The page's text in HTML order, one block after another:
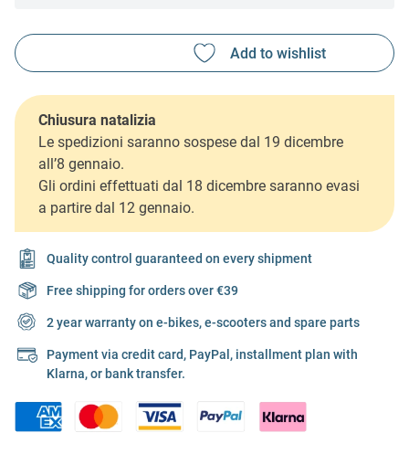
Chiusura natalizia
Le spedizioni saranno sospese dal 19 dicembre
all’8 gennaio.
Gli ordini effettuati dal 18 dicembre saranno evasi
a partire dal 12 gennaio.
Quality control guaranteed on every shipment
Free shipping for orders over €39
2 year warranty on e-bikes, e-scooters and spare parts
Payment via credit card, PayPal, installment plan with
Klarna, or bank transfer.